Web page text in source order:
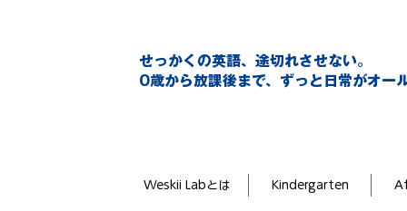
せっかくの英語、途切れさせない。
0歳から放課後まで、ずっと日常がオー
Weskii Labとは Kindergarten